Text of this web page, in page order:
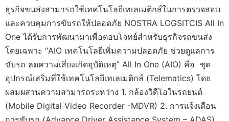
ธุรกิจขนส่งสามารถใช้เทคโนโลยีเทเลเมติกส์ในการตรวจสอบ
และควบคุมการขับรถให้ปลอดภัย NOSTRA LOGSITCIS All In
One ได้รับการพัฒนามาเพื่อตอบโจทย์สำหรับธุรกิจรถขนส่ง
โดยเฉพาะ “AIO เทคโนโลยีเพิ่มความปลอดภัย ช่วยดูแลการ
ขับรถ ลดความเสี่ยงเกิดอุบัติเหตุ” All In One (AIO) คือ ชุด
อุปกรณ์เสริมที่ใช้เทคโนโลยีเทเลเมติกส์ (Telematics) โดย
ผสมผสานความสามารถระหว่าง 1. กล้องวิดีโอในรถยนต์
(Mobile Digital Video Recorder -MDVR) 2. การแจ้งเตือน